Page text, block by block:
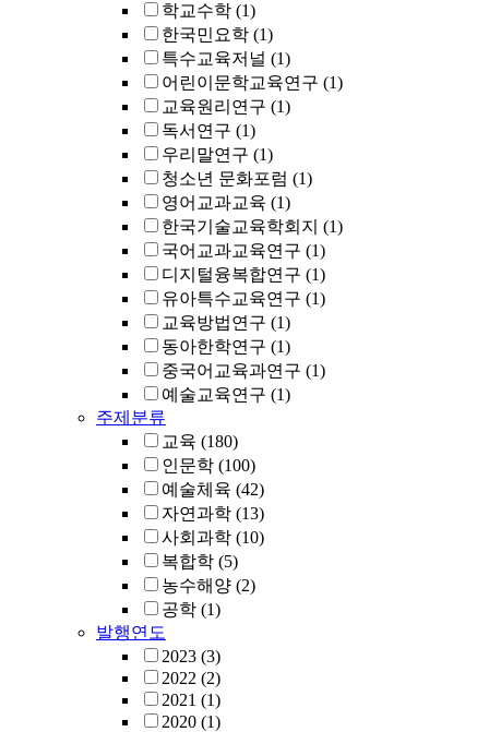
학교수학 (1)
한국민요학 (1)
특수교육저널 (1)
어린이문학교육연구 (1)
교육원리연구 (1)
독서연구 (1)
우리말연구 (1)
청소년 문화포럼 (1)
영어교과교육 (1)
한국기술교육학회지 (1)
국어교과교육연구 (1)
디지털융복합연구 (1)
유아특수교육연구 (1)
교육방법연구 (1)
동아한학연구 (1)
중국어교육과연구 (1)
예술교육연구 (1)
주제분류
교육 (180)
인문학 (100)
예술체육 (42)
자연과학 (13)
사회과학 (10)
복합학 (5)
농수해양 (2)
공학 (1)
발행연도
2023 (3)
2022 (2)
2021 (1)
2020 (1)